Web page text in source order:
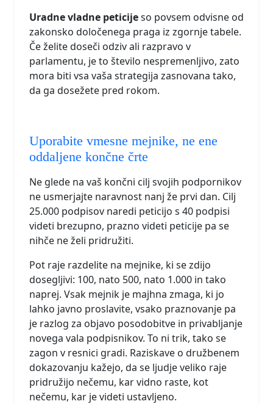
Uradne vladne peticijeso povsem odvisne od
zakonsko določenega praga iz zgornje tabele.
Če želite doseči odziv ali razpravo v
parlamentu, je to število nespremenljivo, zato
mora biti vsa vaša strategija zasnovana tako,
da ga dosežete pred rokom.
Uporabite vmesne mejnike, ne ene
oddaljene končne črte
Ne glede na vaš končni cilj svojih podpornikov
ne usmerjajte naravnost nanj že prvi dan. Cilj
25.000 podpisov naredi peticijo s 40 podpisi
videti brezupno, prazno videti peticije pa se
nihče ne želi pridružiti.
Pot raje razdelite na mejnike, ki se zdijo
dosegljivi: 100, nato 500, nato 1.000 in tako
naprej. Vsak mejnik je majhna zmaga, ki jo
lahko javno proslavite, vsako praznovanje pa
je razlog za objavo posodobitve in privabljanje
novega vala podpisnikov. To ni trik, tako se
zagon v resnici gradi. Raziskave o družbenem
dokazovanju kažejo, da se ljudje veliko raje
pridružijo nečemu, kar vidno raste, kot
nečemu, kar je videti ustavljeno.